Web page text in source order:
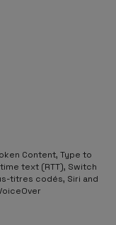
Content, Type to
text (RTT), Switch
titres codés, Siri and